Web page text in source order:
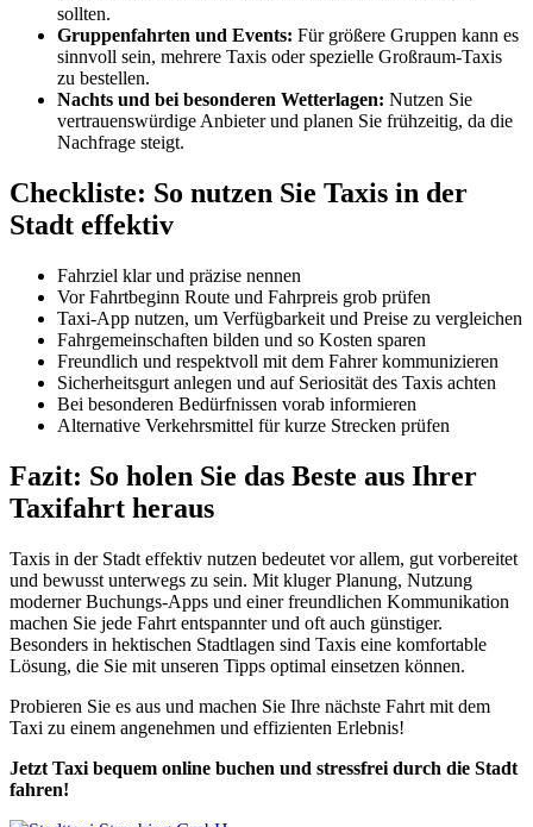
sollten.
Gruppenfahrten und Events: Für größere Gruppen kann es
sinnvoll sein, mehrere Taxis oder spezielle Großraum-Taxis
zu bestellen.
Nachts und bei besonderen Wetterlagen: Nutzen Sie
vertrauenswürdige Anbieter und planen Sie frühzeitig, da die
Nachfrage steigt.
Checkliste: So nutzen Sie Taxis in der
Stadt effektiv
Fahrziel klar und präzise nennen
Vor Fahrtbeginn Route und Fahrpreis grob prüfen
Taxi-App nutzen, um Verfügbarkeit und Preise zu vergleichen
Fahrgemeinschaften bilden und so Kosten sparen
Freundlich und respektvoll mit dem Fahrer kommunizieren
Sicherheitsgurt anlegen und auf Seriosität des Taxis achten
Bei besonderen Bedürfnissen vorab informieren
Alternative Verkehrsmittel für kurze Strecken prüfen
Fazit: So holen Sie das Beste aus Ihrer
Taxifahrt heraus
Taxis in der Stadt effektiv nutzen bedeutet vor allem, gut vorbereitet
und bewusst unterwegs zu sein. Mit kluger Planung, Nutzung
moderner Buchungs-Apps und einer freundlichen Kommunikation
machen Sie jede Fahrt entspannter und oft auch günstiger.
Besonders in hektischen Stadtlagen sind Taxis eine komfortable
Lösung, die Sie mit unseren Tipps optimal einsetzen können.
Probieren Sie es aus und machen Sie Ihre nächste Fahrt mit dem
Taxi zu einem angenehmen und effizienten Erlebnis!
Jetzt Taxi bequem online buchen und stressfrei durch die Stadt
fahren!